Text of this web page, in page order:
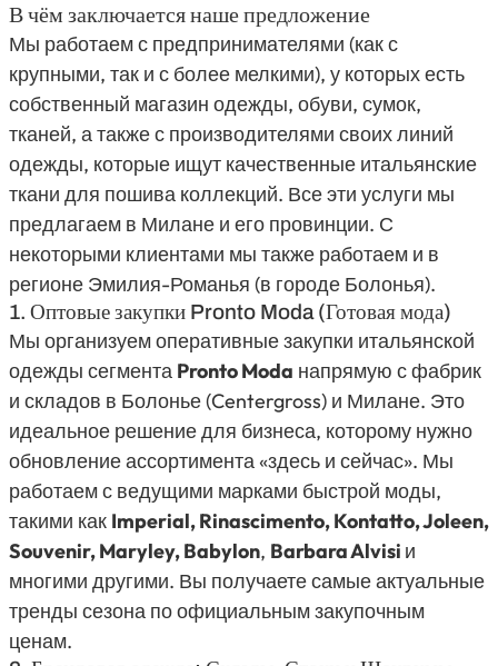
В чём заключается наше предложение
Мы работаем с предпринимателями (как с
крупными, так и с более мелкими), у которых есть
собственный магазин одежды, обуви, сумок,
тканей, а также с производителями своих линий
одежды, которые ищут качественные итальянские
ткани для пошива коллекций. Все эти услуги мы
предлагаем в Милане и его провинции. С
некоторыми клиентами мы также работаем и в
регионе Эмилия-Романья (в городе Болонья).
1. Оптовые закупки Pronto Moda (Готовая мода)
Мы организуем оперативные закупки итальянской
одежды сегмента Pronto Moda напрямую с фабрик
и складов в Болонье (Centergross) и Милане. Это
идеальное решение для бизнеса, которому нужно
обновление ассортимента «здесь и сейчас». Мы
работаем с ведущими марками быстрой моды,
такими как Imperial, Rinascimento, Kontatto, Joleen,
Souvenir, Maryley, Babylon, Barbara Alvisi и
многими другими. Вы получаете самые актуальные
тренды сезона по официальным закупочным
ценам.